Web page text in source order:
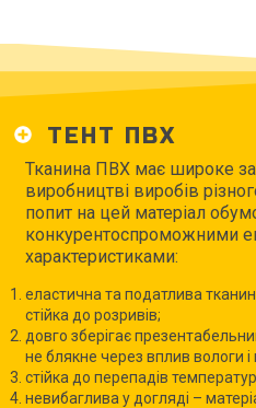
ТЕНТ ПВХ
Тканина ПВХ має широке
виробництві виробів
попит на цей матеріал
конкурентоспроможними
характеристиками:
еластична та податлива
стійка до розривів;
довго зберігає
не блякне через вплив вологи і
стійка до перепадів
невибаглива у догляді –